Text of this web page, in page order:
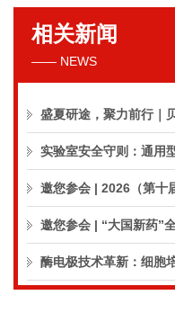
相关新闻
—— NEWS